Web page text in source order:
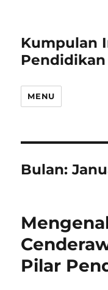
Kumpulan
MENU
Bulan:
Pilar